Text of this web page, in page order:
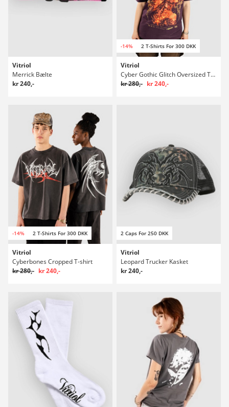
Vitriol
Merrick Bælte
kr 240,-
-14% 2 T-Shirts For 300 DKK
Vitriol
Cyber Gothic Glitch Oversized T-shirt
kr 280,- kr 240,-
-14% 2 T-Shirts For 300 DKK
Vitriol
Cyberbones Cropped T-shirt
kr 280,- kr 240,-
2 Caps For 250 DKK
Vitriol
Leopard Trucker Kasket
kr 240,-